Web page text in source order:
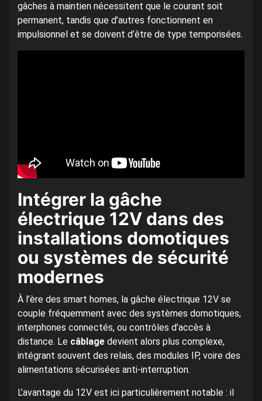
gâches à maintien nécessitent que le courant soit
permanent, tandis que d’autres fonctionnent en
impulsionnel et se doivent d’être de type temporisées.
Intégrer la gâche
électrique 12V dans des
installations domotiques
ou systèmes de sécurité
modernes
À l’ère des smart homes, la gâche électrique 12V se
couple fréquemment avec des systèmes domotiques,
interphones connectés, ou contrôles d’accès à
distance. Le câblage devient alors plus complexe,
intégrant souvent des relais, des modules IP, voire des
alimentations sécurisées anti-interruption.
L’avantage du 12V est ici particulièrement notable : il